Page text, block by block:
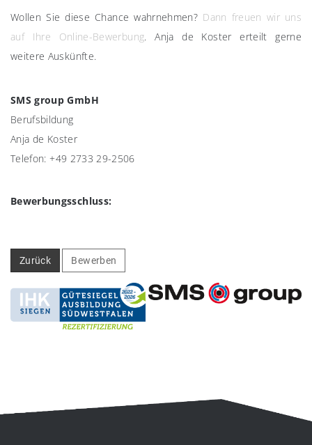
Wollen Sie diese Chance wahrnehmen? Dann freuen wir uns
auf Ihre Online-Bewerbung. Anja de Koster erteilt gerne
weitere Auskünfte.
SMS group GmbH
Berufsbildung
Anja de Koster
Telefon: +49 2733 29-2506
Bewerbungsschluss:
Zurück Bewerben